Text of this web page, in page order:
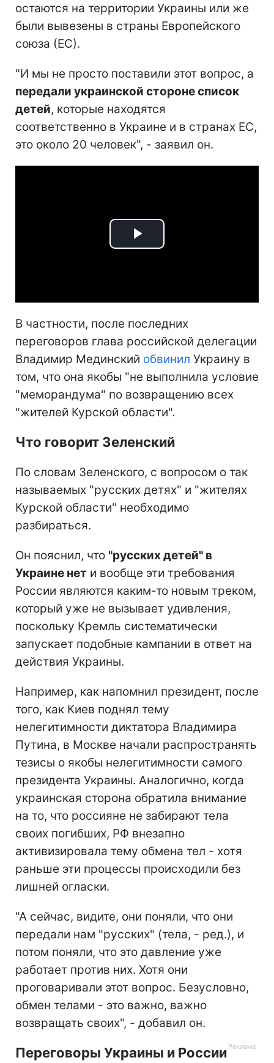
остаются на территории Украины или же
были вывезены в страны Европейского
союза (ЕС).
"И мы не просто поставили этот вопрос, а
передали украинской стороне список
детей, которые находятся
соответственно в Украине и в странах ЕС,
это около 20 человек", - заявил он.
Play
В частности, после последних
переговоров глава российской делегации
Владимир Мединский обвинил Украину в
том, что она якобы "не выполнила условие
"меморандума" по возвращению всех
"жителей Курской области".
Что говорит Зеленский
По словам Зеленского, с вопросом о так
называемых "русских детях" и "жителях
Курской области" необходимо
разбираться.
Он пояснил, что "русских детей" в
Украине нет и вообще эти требования
России являются каким-то новым треком,
который уже не вызывает удивления,
поскольку Кремль систематически
запускает подобные кампании в ответ на
действия Украины.
Например, как напомнил президент, после
того, как Киев поднял тему
нелегитимности диктатора Владимира
Путина, в Москве начали распространять
тезисы о якобы нелегитимности самого
президента Украины. Аналогично, когда
украинская сторона обратила внимание
на то, что россияне не забирают тела
своих погибших, РФ внезапно
активизировала тему обмена тел - хотя
раньше эти процессы происходили без
лишней огласки.
"А сейчас, видите, они поняли, что они
передали нам "русских" (тела, - ред.), и
потом поняли, что это давление уже
работает против них. Хотя они
проговаривали этот вопрос. Безусловно,
обмен телами - это важно, важно
возвращать своих", - добавил он.
Переговоры Украины и России